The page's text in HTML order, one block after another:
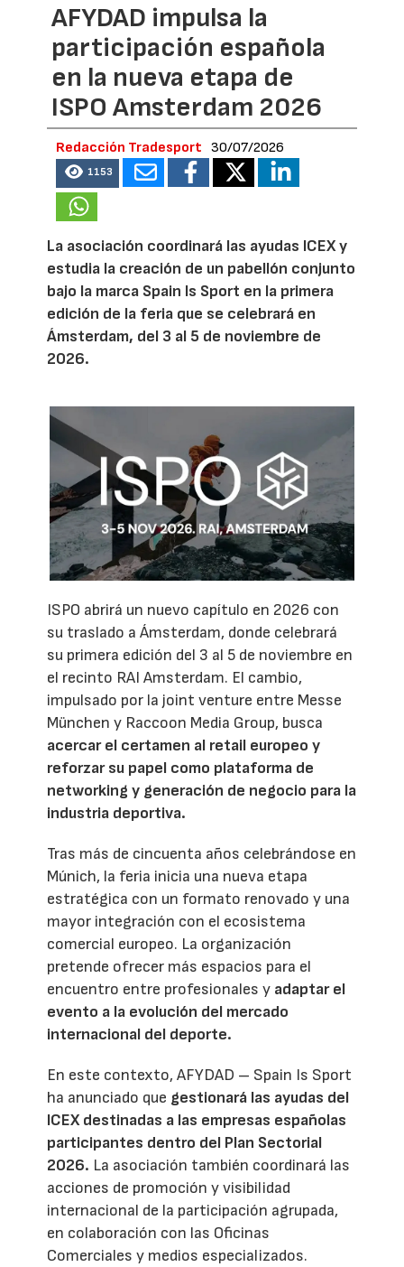
AFYDAD impulsa la
participación española
en la nueva etapa de
ISPO Amsterdam 2026
Redacción Tradesport 30/07/2026
1153
La asociación coordinará las ayudas ICEX y
estudia la creación de un pabellón conjunto
bajo la marca Spain Is Sport en la primera
edición de la feria que se celebrará en
Ámsterdam, del 3 al 5 de noviembre de
2026.
ISPO abrirá un nuevo capítulo en 2026 con
su traslado a Ámsterdam, donde celebrará
su primera edición del 3 al 5 de noviembre en
el recinto RAI Amsterdam. El cambio,
impulsado por la joint venture entre Messe
München y Raccoon Media Group, busca
acercar el certamen al retail europeo y
reforzar su papel como plataforma de
networking y generación de negocio para la
industria deportiva.
Tras más de cincuenta años celebrándose en
Múnich, la feria inicia una nueva etapa
estratégica con un formato renovado y una
mayor integración con el ecosistema
comercial europeo. La organización
pretende ofrecer más espacios para el
encuentro entre profesionales y adaptar el
evento a la evolución del mercado
internacional del deporte.
En este contexto, AFYDAD – Spain Is Sport
ha anunciado que gestionará las ayudas del
ICEX destinadas a las empresas españolas
participantes dentro del Plan Sectorial
2026. La asociación también coordinará las
acciones de promoción y visibilidad
internacional de la participación agrupada,
en colaboración con las Oficinas
Comerciales y medios especializados.